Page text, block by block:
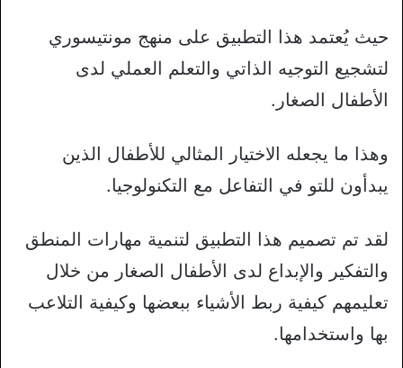
حيث يُعتمد هذا التطبيق على منهج مونتيسوري
لتشجيع التوجيه الذاتي والتعلم العملي لدى
الأطفال الصغار.
وهذا ما يجعله الاختيار المثالي للأطفال الذين
يبدأون للتو في التفاعل مع التكنولوجيا.
لقد تم تصميم هذا التطبيق لتنمية مهارات المنطق
والتفكير والإبداع لدى الأطفال الصغار من خلال
تعليمهم كيفية ربط الأشياء ببعضها وكيفية التلاعب
بها واستخدامها.